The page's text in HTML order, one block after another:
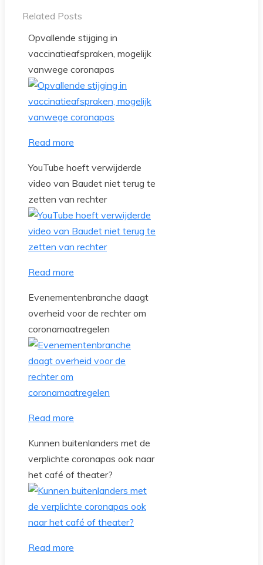
Related Posts
Opvallende stijging in
vaccinatieafspraken, mogelijk
vanwege coronapas
Read more
YouTube hoeft verwijderde
video van Baudet niet terug te
zetten van rechter
Read more
Evenementenbranche daagt
overheid voor de rechter om
coronamaatregelen
Read more
Kunnen buitenlanders met de
verplichte coronapas ook naar
het café of theater?
Read more